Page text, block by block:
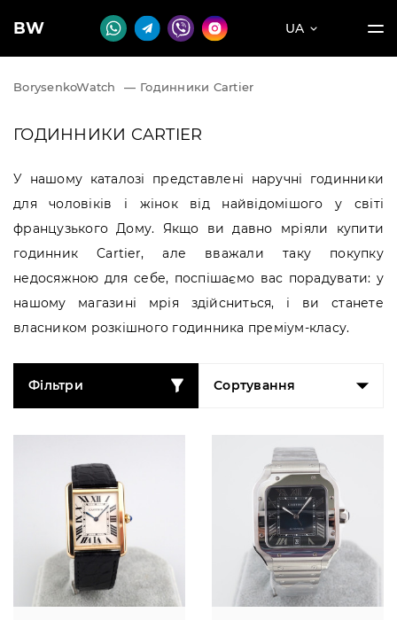
BW UA
BorysenkoWatch — Годинники Cartier
ГОДИННИКИ CARTIER
У нашому каталозі представлені наручні годинники
для чоловіків і жінок від найвідомішого у світі
французького Дому. Якщо ви давно мріяли купити
годинник Cartier, але вважали таку покупку
недосяжною для себе, поспішаємо вас порадувати: у
нашому магазині мрія здійсниться, і ви станете
власником розкішного годинника преміум-класу.
Фільтри Сортування